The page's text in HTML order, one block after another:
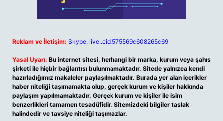
Reklam ve İletişim: Skype: live:.cid.575569c608265c69
Yasal Uyarı: Bu internet sitesi, herhangi bir marka, kurum veya şahıs
şirketi ile hiçbir bağlantısı bulunmamaktadır. Sitede yalnızca kendi
hazırladığımız makaleler paylaşılmaktadır. Burada yer alan içerikler
haber niteliği taşımamakta olup, gerçek kurum ve kişiler hakkında
paylaşım yapılmamaktadır. Gerçek kurum ve kişiler ile isim
benzerlikleri tamamen tesadüfidir. Sitemizdeki bilgiler taslak
halindedir ve tavsiye niteliği taşımazlar.